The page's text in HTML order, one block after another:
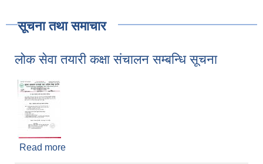
सूचना तथा समाचार
लोक सेवा तयारी कक्षा संचालन सम्बन्धि सूचना
Read more